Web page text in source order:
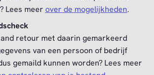
Lees meer over de mogelijkheden.
retour met daarin gemarkeerd
van een persoon of bedrijf
gemaild kunnen worden? Lees meer